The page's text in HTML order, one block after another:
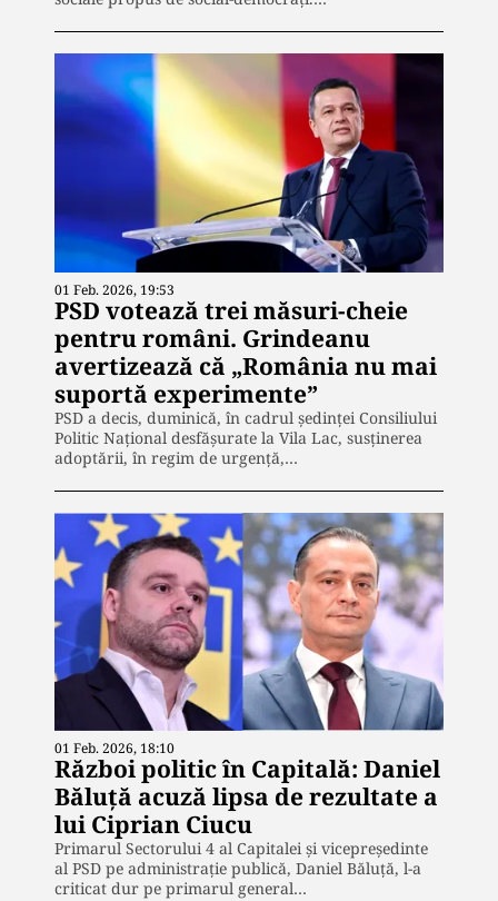
01 Feb. 2026, 19:53
PSD votează trei măsuri-cheie
pentru români. Grindeanu
avertizează că „România nu mai
suportă experimente”
PSD a decis, duminică, în cadrul ședinței Consiliului
Politic Național desfășurate la Vila Lac, susținerea
adoptării, în regim de urgență,…
01 Feb. 2026, 18:10
Război politic în Capitală: Daniel
Băluță acuză lipsa de rezultate a
lui Ciprian Ciucu
Primarul Sectorului 4 al Capitalei și vicepreședinte
al PSD pe administrație publică, Daniel Băluță, l-a
criticat dur pe primarul general…